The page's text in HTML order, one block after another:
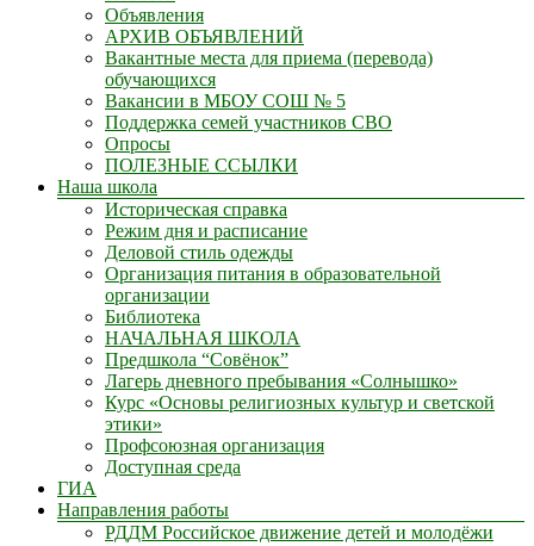
Объявления
АРХИВ ОБЪЯВЛЕНИЙ
Вакантные места для приема (перевода)
обучающихся
Вакансии в МБОУ СОШ № 5
Поддержка семей участников СВО
Опросы
ПОЛЕЗНЫЕ ССЫЛКИ
Наша школа
Историческая справка
Режим дня и расписание
Деловой стиль одежды
Организация питания в образовательной
организации
Библиотека
НАЧАЛЬНАЯ ШКОЛА
Предшкола “Совёнок”
Лагерь дневного пребывания «Солнышко»
Курс «Основы религиозных культур и светской
этики»
Профсоюзная организация
Доступная среда
ГИА
Направления работы
РДДМ Российское движение детей и молодёжи